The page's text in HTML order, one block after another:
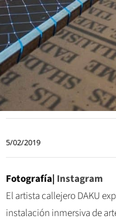
5/02/2019
Fotografía| Instagram
El artista callejero DAKU
instalación inmersiva de